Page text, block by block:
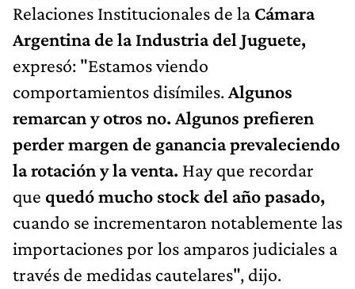
Relaciones Institucionales de la Cámara
Argentina de la Industria del Juguete,
expresó: "Estamos viendo
comportamientos disímiles.Algunos
remarcan y otros no. Algunos prefieren
perder margen de ganancia prevaleciendo
la rotación y la venta. Hay que recordar
que quedó mucho stock del año pasado,
cuando se incrementaron notablemente las
importaciones por los amparos judiciales a
través de medidas cautelares", dijo.